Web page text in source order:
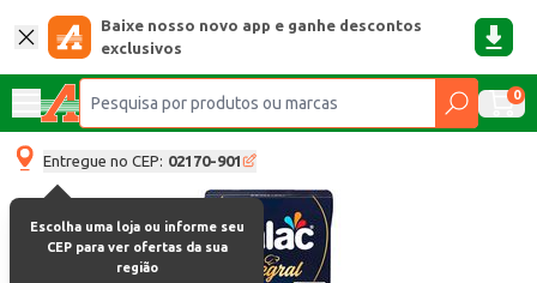
Baixe nosso novo app e ganhe descontos
exclusivos
0
Entregue no CEP: 02170-901
Escolha uma loja ou informe seu
CEP para ver ofertas da sua
região